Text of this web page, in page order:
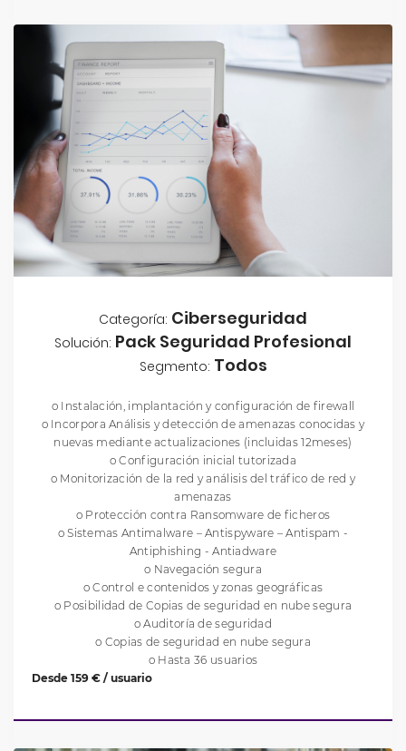
Categoría: Ciberseguridad
Solución: Pack Seguridad Profesional
Segmento: Todos
o Instalación, implantación y configuración de firewall
o Incorpora Análisis y detección de amenazas conocidas y
nuevas mediante actualizaciones (incluidas 12meses)
o Configuración inicial tutorizada
o Monitorización de la red y análisis del tráfico de red y
amenazas
o Protección contra Ransomware de ficheros
o Sistemas Antimalware – Antispyware – Antispam -
Antiphishing - Antiadware
o Navegación segura
o Control e contenidos y zonas geográficas
o Posibilidad de Copias de seguridad en nube segura
o Auditoría de seguridad
o Copias de seguridad en nube segura
o Hasta 36 usuarios
Desde 159 € / usuario